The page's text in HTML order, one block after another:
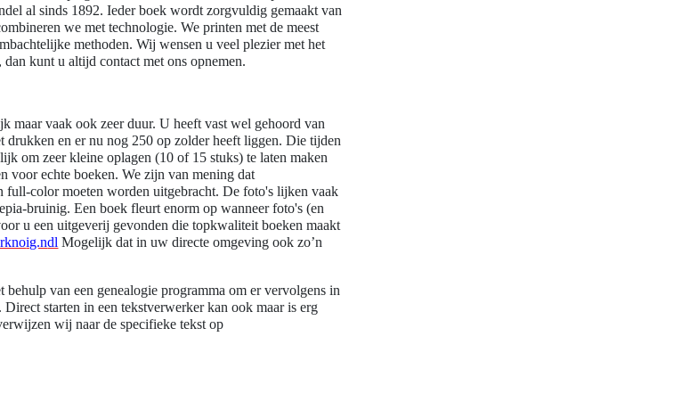
al sinds 1892. Ieder boek wordt zorgvuldig gemaakt van
we met technologie. We printen met de meest
methoden. Wij wensen u veel plezier met het
kunt u altijd contact met ons opnemen.
maar vaak ook zeer duur. U heeft vast wel gehoord van
drukken en er nu nog 250 op zolder heeft liggen. Die tijden
om zeer kleine oplagen (10 of 15 stuks) te laten maken
voor echte boeken. We zijn van mening dat
full-color moeten worden uitgebracht. De foto's lijken vaak
bruinig. Een boek fleurt enorm op wanneer foto's (en
u een uitgeverij gevonden die topkwaliteit boeken maakt
ig.ndl Mogelijk dat in uw directe omgeving ook zo’n
behulp van een genealogie programma om er vervolgens in
starten in een tekstverwerker kan ook maar is erg
wij naar de specifieke tekst op